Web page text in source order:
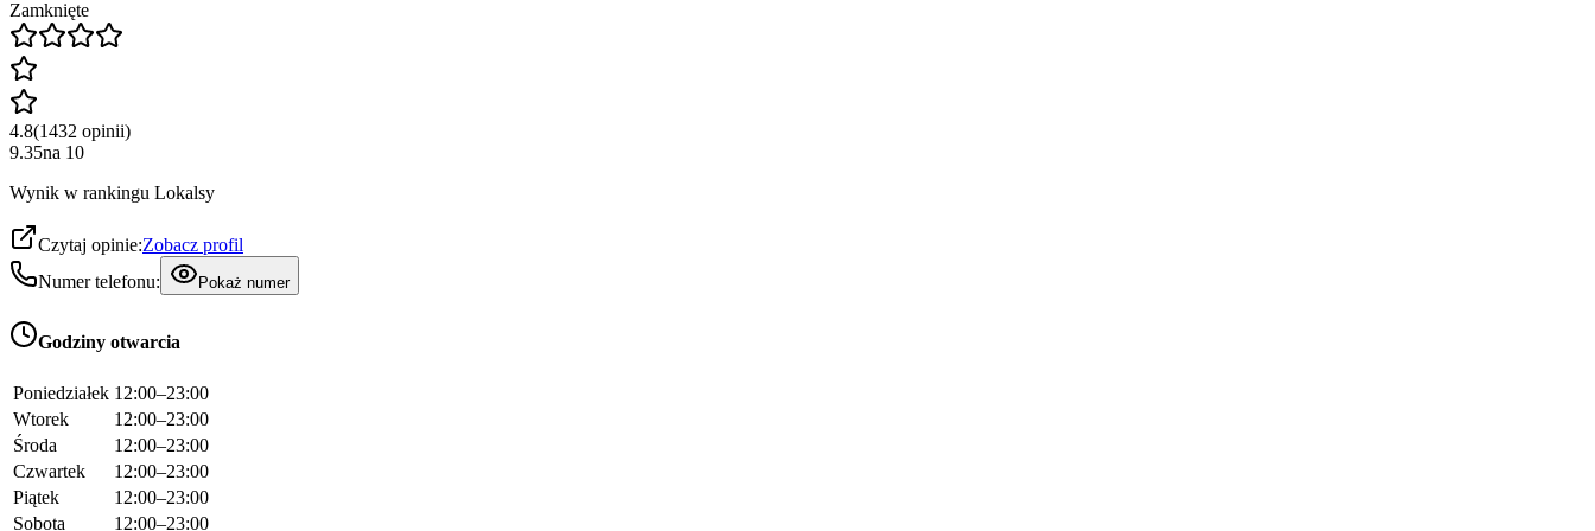
Zamknięte
4.8(1432 opinii)
9.35na 10
Wynik w rankingu Lokalsy
Czytaj opinie:Zobacz profil
Numer telefonu:
Pokaż numer
Godziny otwarcia
Poniedziałek 12:00–23:00
Wtorek
12:00–23:00
Środa
12:00–23:00
Czwartek
12:00–23:00
Piątek
12:00–23:00
Sobota
12:00–23:00